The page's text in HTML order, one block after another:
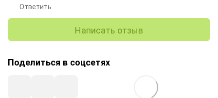
Ответить
Написать отзыв
Поделиться в соцсетях